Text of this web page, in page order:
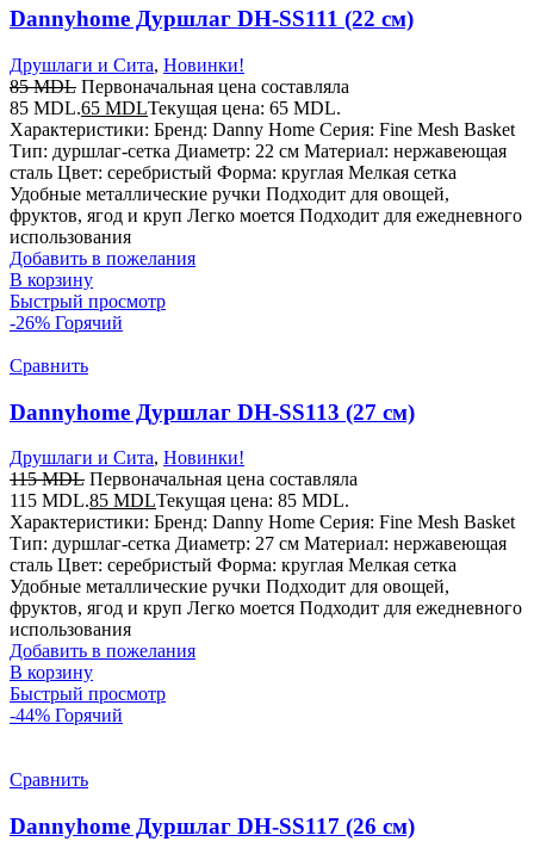
Dannyhome Дуршлаг DH-SS111 (22 см)
Друшлаги и Сита, Новинки!
85MDL Первоначальная цена составляла
85 MDL.65 MDLТекущая цена: 65 MDL.
Характеристики: Бренд: Danny Home Серия: Fine Mesh Basket
Тип: дуршлаг-сетка Диаметр: 22 см Материал: нержавеющая
сталь Цвет: серебристый Форма: круглая Мелкая сетка
Удобные металлические ручки Подходит для овощей,
фруктов, ягод и круп Легко моется Подходит для ежедневного
использования
Добавить в пожелания
В корзину
Быстрый просмотр
-26% Горячий
Сравнить
Dannyhome Дуршлаг DH-SS113 (27 см)
Друшлаги и Сита, Новинки!
115MDL Первоначальная цена составляла
115 MDL.85 MDLТекущая цена: 85 MDL.
Характеристики: Бренд: Danny Home Серия: Fine Mesh Basket
Тип: дуршлаг-сетка Диаметр: 27 см Материал: нержавеющая
сталь Цвет: серебристый Форма: круглая Мелкая сетка
Удобные металлические ручки Подходит для овощей,
фруктов, ягод и круп Легко моется Подходит для ежедневного
использования
Добавить в пожелания
В корзину
Быстрый просмотр
-44% Горячий
Сравнить
Dannyhome Дуршлаг DH-SS117 (26 см)